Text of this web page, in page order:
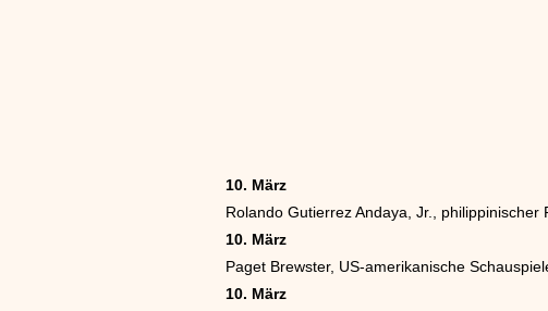
10. März
Rolando Gutierrez Andaya, Jr., philippinischer
10. März
Paget Brewster, US-amerikanische
10. März